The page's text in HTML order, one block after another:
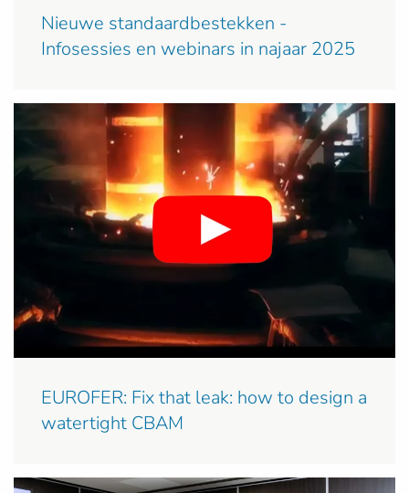
Nieuwe standaardbestekken -
Infosessies en webinars in najaar 2025
EUROFER: Fix that leak: how to design a
watertight CBAM